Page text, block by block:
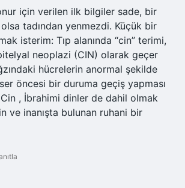
için verilen ilk bilgiler sade, bir
tadından yenmezdi. Küçük bir
isterim: Tıp alanında “cin” terimi,
neoplazi (CIN) olarak geçer
hücrelerin anormal şekilde
öncesi bir duruma geçiş yapması
Cin , İbrahimi dinler de dahil olmak
ve inanışta bulunan ruhani bir